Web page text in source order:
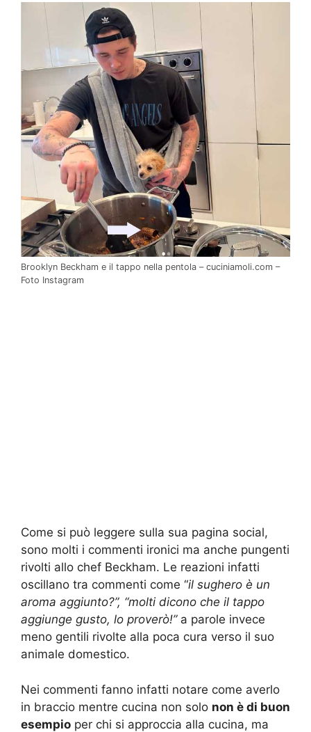
Brooklyn Beckham e il tappo nella pentola – cuciniamoli.com –
Foto Instagram
Come si può leggere sulla sua pagina social,
sono molti i commenti ironici ma anche pungenti
rivolti allo chef Beckham. Le reazioni infatti
oscillano tra commenti come “il sughero è un
aroma aggiunto?”, “molti dicono che il tappo
aggiunge gusto, lo proverò!”a parole invece
meno gentili rivolte alla poca cura verso il suo
animale domestico.
Nei commenti fanno infatti notare come averlo
in braccio mentre cucina non solo non è di buon
esempio per chi si approccia alla cucina, ma